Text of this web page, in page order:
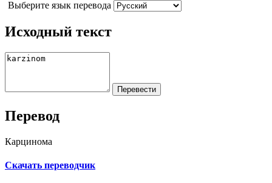
Выберите язык перевода
Исходный текст
Перевод
Карцинома
Скачать переводчик